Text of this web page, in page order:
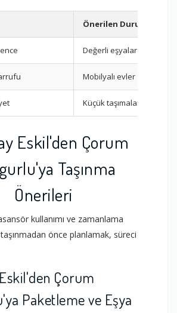
Önerilen Durum
Değerli eşyalar
Mobilyalı evler
Küçük taşımalar
Eskil'den Çorum
Taşınma
Önerileri
kullanımı ve zamanlama
önce planlamak, süreci
Çorum
Paketleme ve Eşya